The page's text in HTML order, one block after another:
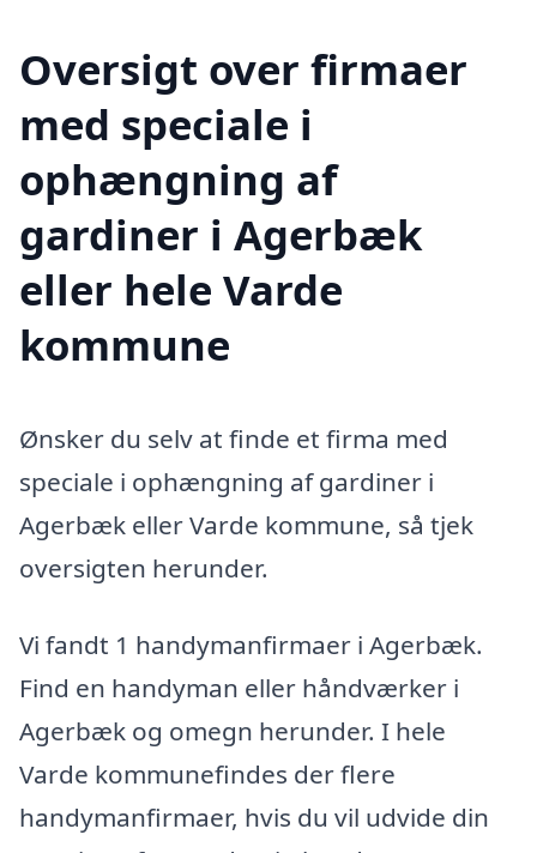
Oversigt over firmaer
med speciale i
ophængning af
gardiner i Agerbæk
eller hele Varde
kommune
Ønsker du selv at finde et firma med
speciale i ophængning af gardiner i
Agerbæk eller Varde kommune, så tjek
oversigten herunder.
Vi fandt 1 handymanfirmaer i Agerbæk.
Find en handyman eller håndværker i
Agerbæk og omegn herunder. I hele
Varde kommunefindes der flere
handymanfirmaer, hvis du vil udvide din